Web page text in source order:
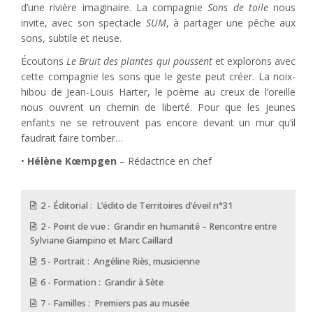
d’une rivière imaginaire. La compagnieSons de toilenous
invite, avec son spectacle SUM, à partager une pêche aux
sons, subtile et rieuse.
ÉcoutonsLe Bruit des plantes qui poussentet explorons avec
cette compagnie les sons que le geste peut créer. La noix-
hibou de Jean-Louis Harter, le poème au creux de l’oreille
nous ouvrent un chemin de liberté. Pour que les jeunes
enfants ne se retrouvent pas encore devant un mur qu’il
faudrait faire tomber…
• Hélène Kœmpgen – Rédactrice en chef
2 - Éditorial : L’édito de Territoires d’éveil n°31
2 - Point de vue : Grandir en humanité – Rencontre entre
Sylviane Giampino et Marc Caillard
5 - Portrait : Angéline Riès, musicienne
6 - Formation : Grandir à Sète
7 - Familles : Premiers pas au musée